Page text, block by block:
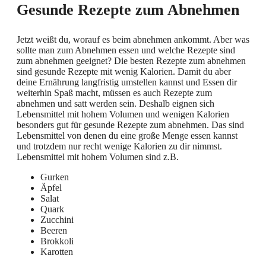
Gesunde Rezepte zum Abnehmen
Jetzt weißt du, worauf es beim abnehmen ankommt. Aber was
sollte man zum Abnehmen essen und welche Rezepte sind
zum abnehmen geeignet? Die besten Rezepte zum abnehmen
sind gesunde Rezepte mit wenig Kalorien. Damit du aber
deine Ernährung langfristig umstellen kannst und Essen dir
weiterhin Spaß macht, müssen es auch Rezepte zum
abnehmen und satt werden sein. Deshalb eignen sich
Lebensmittel mit hohem Volumen und wenigen Kalorien
besonders gut für gesunde Rezepte zum abnehmen. Das sind
Lebensmittel von denen du eine große Menge essen kannst
und trotzdem nur recht wenige Kalorien zu dir nimmst.
Lebensmittel mit hohem Volumen sind z.B.
Gurken
Äpfel
Salat
Quark
Zucchini
Beeren
Brokkoli
Karotten